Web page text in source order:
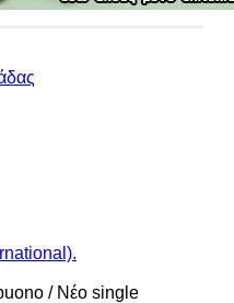
/ Νέο single